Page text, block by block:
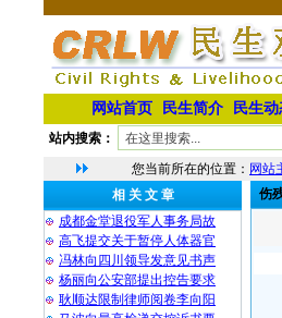
网站首页 民生简介 民生动
站内搜索：
您当前所在的位置： 网站
相 关 文 章
成都金堂退役军人事务局故
高飞提交关于暂停人体器官
冯林向四川领导发意见书声
杨丽向公安部提出控告要求
耿顺达限制律师阅卷李向阳
伤